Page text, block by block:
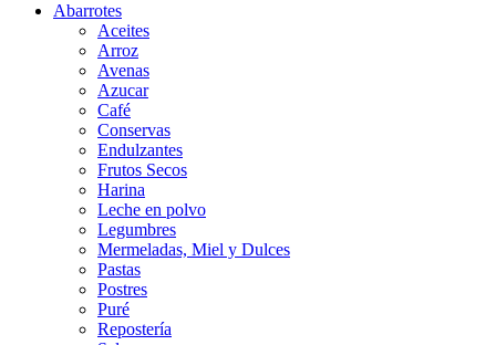
Abarrotes
Aceites
Arroz
Avenas
Azucar
Café
Conservas
Endulzantes
Frutos Secos
Harina
Leche en polvo
Legumbres
Mermeladas, Miel y Dulces
Pastas
Postres
Puré
Repostería